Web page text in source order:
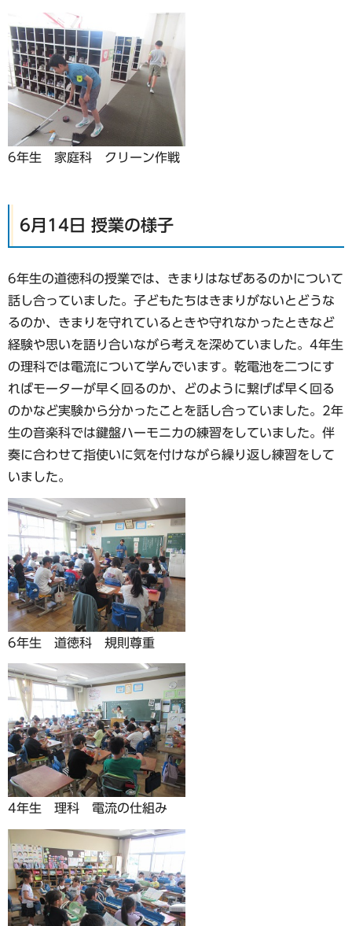
6年生 家庭科 クリーン作戦
6月14日 授業の様子
6年生の道徳科の授業では、きまりはなぜあるのかについて
話し合っていました。子どもたちはきまりがないとどうな
るのか、きまりを守れているときや守れなかったときなど
経験や思いを語り合いながら考えを深めていました。4年生
の理科では電流について学んでいます。乾電池を二つにす
ればモーターが早く回るのか、どのように繋げば早く回る
のかなど実験から分かったことを話し合っていました。2年
生の音楽科では鍵盤ハーモニカの練習をしていました。伴
奏に合わせて指使いに気を付けながら繰り返し練習をして
いました。
6年生 道徳科 規則尊重
4年生 理科 電流の仕組み